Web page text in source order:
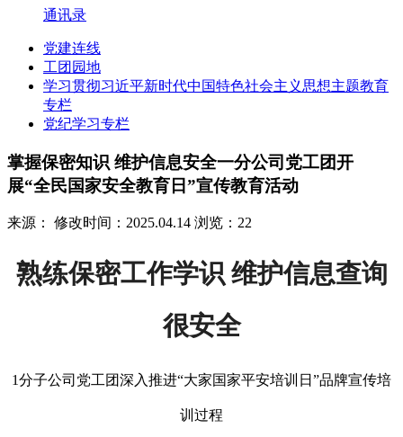
通讯录
党建连线
工团园地
学习贯彻习近平新时代中国特色社会主义思想主题教育
专栏
党纪学习专栏
掌握保密知识 维护信息安全一分公司党工团开
展“全民国家安全教育日”宣传教育活动
来源： 修改时间：2025.04.14 浏览：22
熟练保密工作学识 维护信息查询
很安全
1分子公司党工团深入推进“大家国家平安培训日”品牌宣传培
训过程